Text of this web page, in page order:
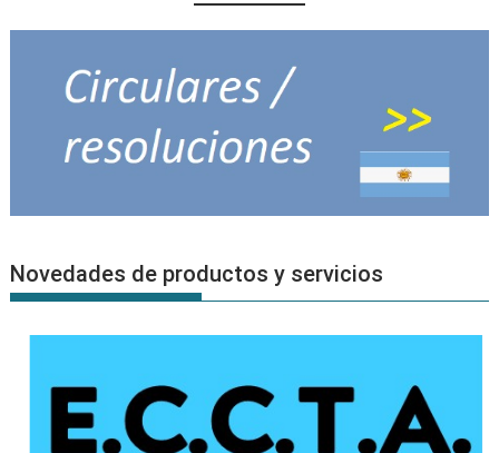
Novedades de productos y servicios